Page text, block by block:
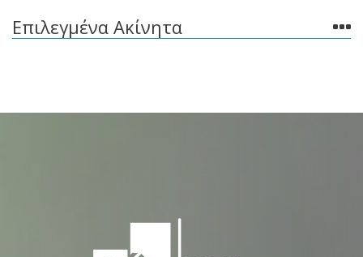
Επιλεγμένα Ακίνητα